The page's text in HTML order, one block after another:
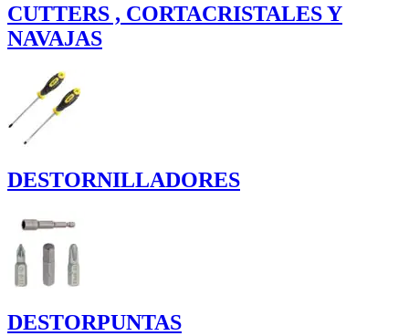
CUTTERS , CORTACRISTALES Y
NAVAJAS
DESTORNILLADORES
DESTORPUNTAS